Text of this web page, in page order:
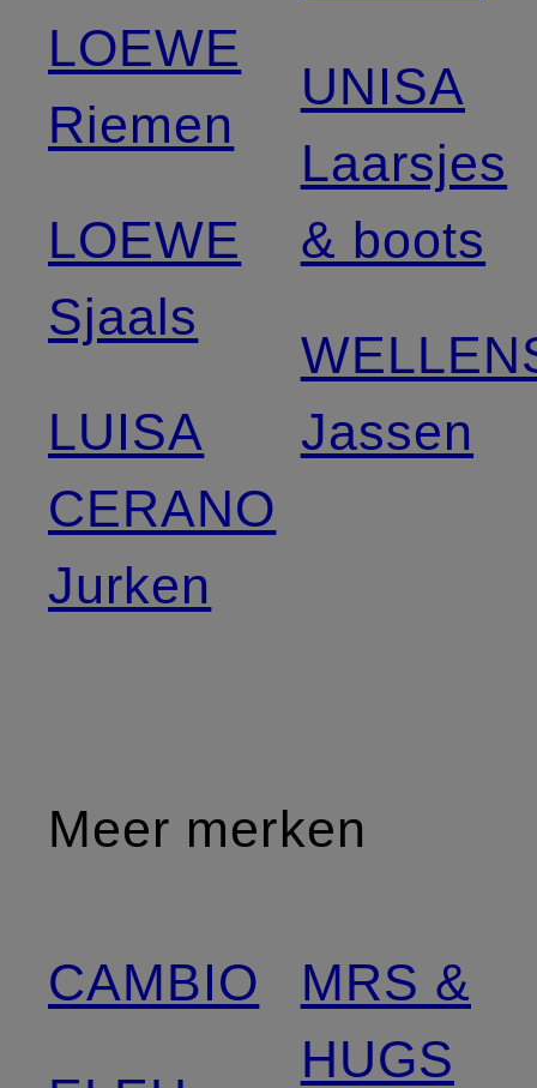
LOEWE
Riemen
LOEWE
Sjaals
LUISA
CERANO
Jurken
UNISA
Laarsjes
& boots
Jassen
Meer merken
CAMBIO
MRS &
HUGS